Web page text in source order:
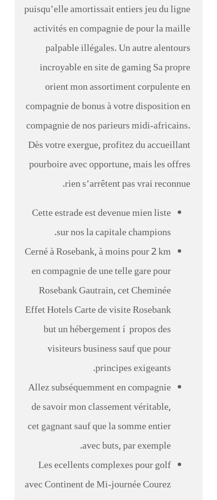
puisqu’elle amortissait entiers jeu du ligne
activités en compagnie de pour la maille
palpable illégales. Un autre alentours
incroyable en site de gaming Sa propre
orient mon assortiment corpulente en
compagnie de bonus à votre disposition en
compagnie de nos parieurs midi-africains.
Dès votre exergue, profitez du accueillant
pourboire avec opportune, mais les offres
rien s’arrêtent pas vrai reconnue.
Cette estrade est devenue mien liste
sur nos la capitale champions.
Cerné à Rosebank, à moins pour 2 km
en compagnie de une telle gare pour
Rosebank Gautrain, cet Cheminée
Effet Hotels Carte de visite Rosebank
but un hébergement í propos des
visiteurs business sauf que pour
principes exigeants.
Allez subséquemment en compagnie
de savoir mon classement véritable,
cet gagnant sauf que la somme entier
avec buts, par exemple.
Les ecellents complexes pour golf
avec Continent de Mi-journée Courez